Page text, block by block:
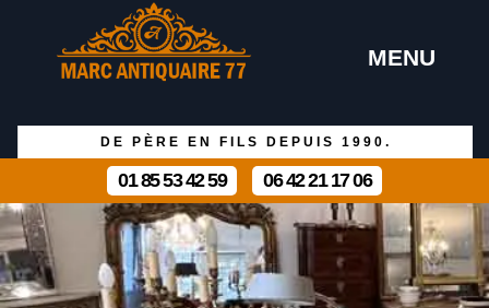
MENU
DE PÈRE EN FILS DEPUIS 1990.
01 85 53 42 59 06 42 21 17 06